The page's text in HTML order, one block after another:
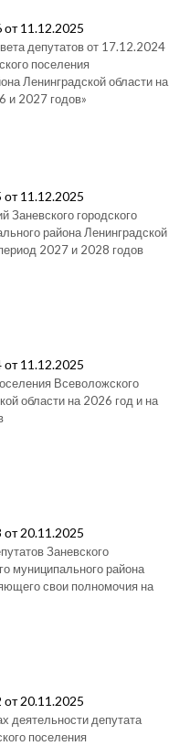
11.12.2025
депутатов от 17.12.2024
поселения
Ленинградской области на
и 2027 годов»
11.12.2025
Заневского городского
района Ленинградской
2027 и 2028 годов
11.12.2025
Всеволожского
области на 2026 год и на
20.11.2025
Заневского
муниципального района
свои полномочия на
20.11.2025
деятельности депутата
поселения